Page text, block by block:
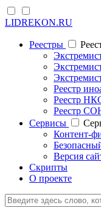
LIDREKON.RU
Реестры
Реестр
Реестр
Реестр
Cервисы
Контент-
Версия
Скрипты
О проекте